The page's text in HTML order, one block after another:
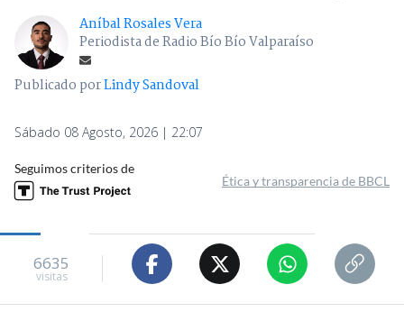
Aníbal Rosales Vera
Periodista de Radio Bío Bío Valparaíso
Publicado porLindy Sandoval
Sábado 08 Agosto, 2026 | 22:07
Seguimos criterios de
Ética y transparencia de BBCL
6635
visitas